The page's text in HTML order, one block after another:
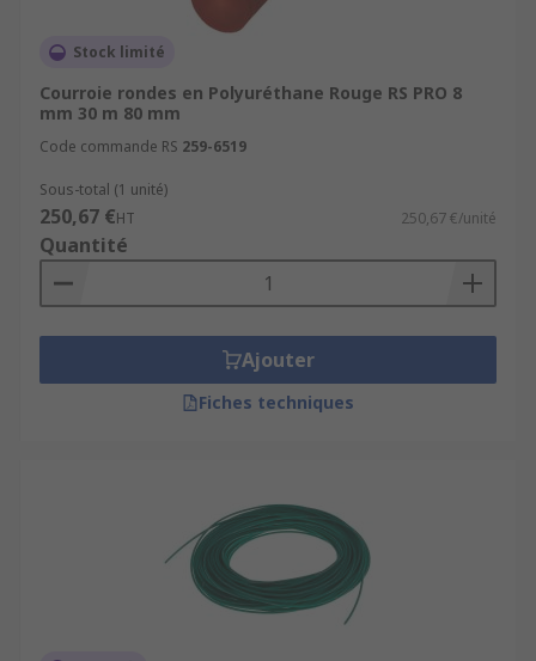
Stock limité
Courroie rondes en Polyuréthane Rouge RS PRO 8
mm 30 m 80 mm
Code commande RS 259-6519
Sous-total (1 unité)
250,67 €HT 250,67 €/unité
Quantité
Ajouter
Fiches techniques